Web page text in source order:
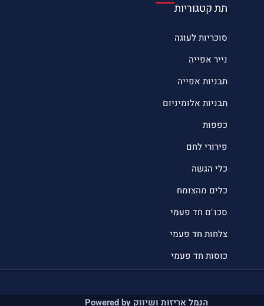
תת קטגוריות
סוכריות לעוגה
נייר אפייה
תבניות אפייה
תבניות אלומיניום
כפפות
פירורי לחם
כלי הגשה
כלים מהצומח
סכו"ם חד פעמי
צלחות חד פעמי
כוסות חד פעמי
הנמל אריזות ושיווק Powered by